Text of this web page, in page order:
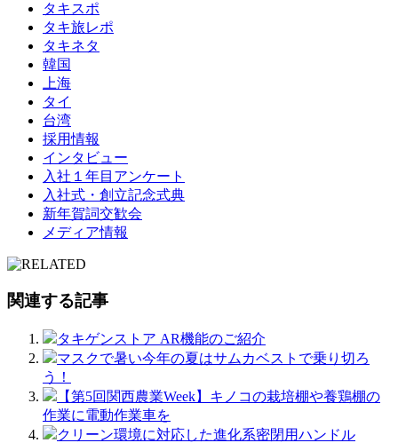
タキスポ
タキ旅レポ
タキネタ
韓国
上海
タイ
台湾
採用情報
インタビュー
入社１年目アンケート
入社式・創立記念式典
新年賀詞交歓会
メディア情報
関連する記事
タキゲンストア AR機能のご紹介
マスクで暑い今年の夏はサムカベストで乗り切ろ
う！
【第5回関西農業Week】キノコの栽培棚や養鶏棚の
作業に電動作業車を
クリーン環境に対応した進化系密閉用ハンドル